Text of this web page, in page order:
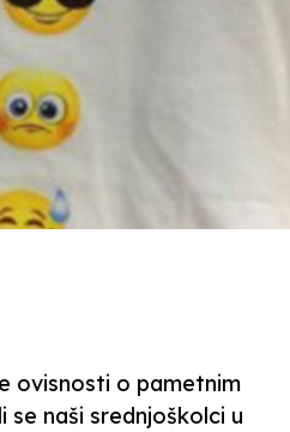
ovisnosti o pametnim
naši srednjoškolci u